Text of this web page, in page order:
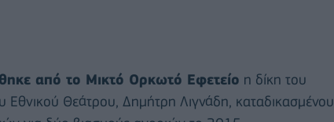
από το Μικτό Ορκωτό Εφετείο η δίκη του
Εθνικού Θεάτρου, Δημήτρη Λιγνάδη, καταδικασμένου